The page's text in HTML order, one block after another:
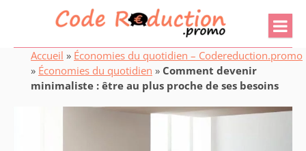
Accueil » Économies du quotidien – Codereduction.promo
» Économies du quotidien » Comment devenir
minimaliste : être au plus proche de ses besoins